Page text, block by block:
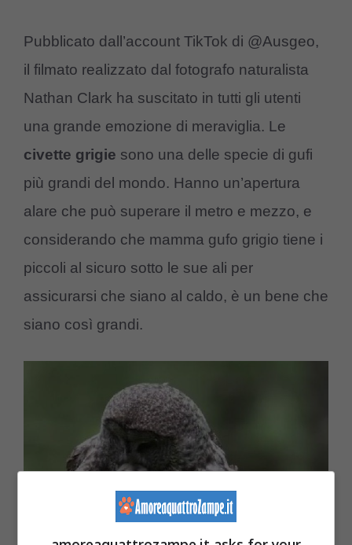
Pubblicato dall’account TikTok di @Ausgeo,
il filmato realizzato dal fotografo naturalista
Nathan Clark ha suscitato in tutti gli utenti
una grande emozione di meraviglia. Le
civette grigie sono una delle specie di gufi
più grandi del mondo. Hanno un’apertura
alare che può superare il metro e mezzo, e
considerando che mamma gufo grigio tiene i
piccoli al sicuro sotto le sue ali per
assicurarsi che siano al caldo, è un bene che
siano così grandi.